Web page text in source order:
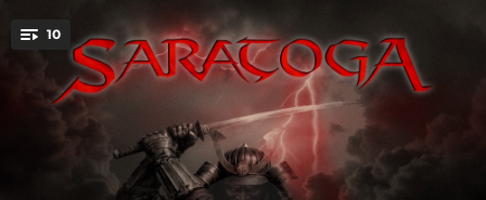
You're all set!
10 Inteligencia Artificial (IA)
Inteligencia Artificial (IA)
03:48
A Toda Velocidad